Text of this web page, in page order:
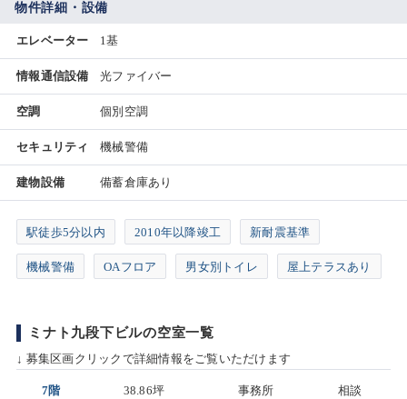
物件詳細・設備
エレベーター 1基
情報通信設備 光ファイバー
空調 個別空調
セキュリティ 機械警備
建物設備 備蓄倉庫あり
駅徒歩5分以内 2010年以降竣工 新耐震基準
機械警備 OAフロア 男女別トイレ 屋上テラスあり
ミナト九段下ビルの空室一覧
↓ 募集区画クリックで詳細情報をご覧いただけます
7階 38.86坪 事務所 相談